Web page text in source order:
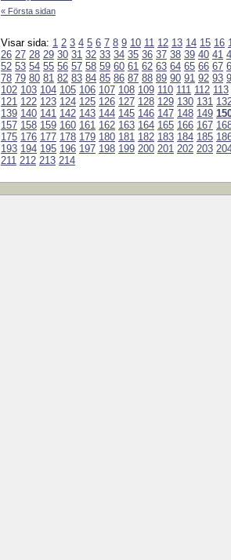
« Första sidan
Visar sida: 1 2 3 4 5 6 7 8 9 10 11 12 13 14 15 16
26 27 28 29 30 31 32 33 34 35 36 37 38 39 40 41
52 53 54 55 56 57 58 59 60 61 62 63 64 65 66 67
78 79 80 81 82 83 84 85 86 87 88 89 90 91 92 93
102 103 104 105 106 107 108 109 110 111 112 113
121 122 123 124 125 126 127 128 129 130 131
139 140 141 142 143 144 145 146 147 148 149
157 158 159 160 161 162 163 164 165 166 167
175 176 177 178 179 180 181 182 183 184 185
193 194 195 196 197 198 199 200 201 202 203
211 212 213 214